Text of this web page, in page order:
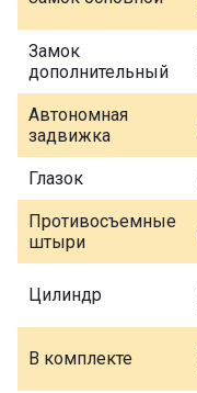
Замок
дополнительный
Автономная
задвижка
Глазок
Противосъемные
штыри
Цилиндр
В комплекте